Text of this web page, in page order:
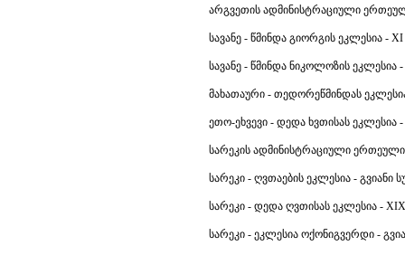
არგვეთის ადმინისტრაციული
სავანე - წმინდა გიორგის ეკლესია - XI
სავანე - წმინდა ნიკოლოზის ეკლესია -
მახათაური - თედორეწმინდას
ეთო-ეხვევი - დედა ხვთისას ეკლესია -
სარეკის ადმინისტრაციული
სარეკი - ღვთაების ეკლესია - გვიანი
სარეკი - დედა ღვთისას ეკლესია -
სარეკი - ეკლესია ოქონიგვერდი -